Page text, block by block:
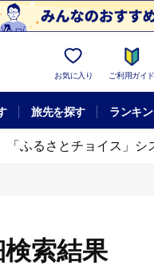
お気に入り ご利用ガイド
旅先を探す ランキ
「ふるさとチョイス」
索結果